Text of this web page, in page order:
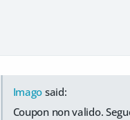
Imago said:
Coupon non valido.